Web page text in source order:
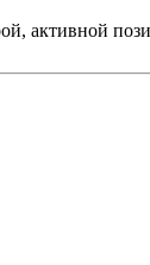
активной